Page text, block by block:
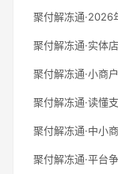
聚付解冻通·2026
聚付解冻通·实体
聚付解冻通·小商
聚付解冻通·读懂
聚付解冻通·中小
聚付解冻通·平台